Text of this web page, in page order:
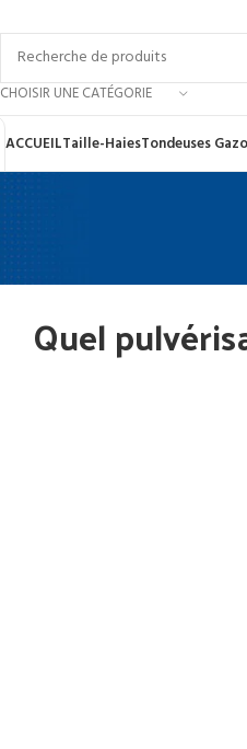
CHOISIR UNE CATÉGORIE
ACCUEILTaille-HaiesTondeuses
Quel